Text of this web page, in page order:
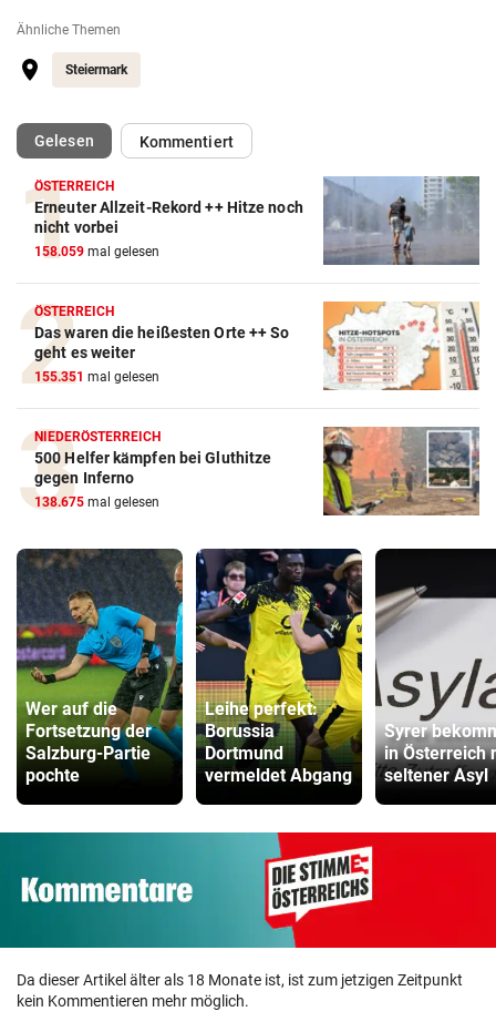
Ähnliche Themen
Steiermark
Gelesen(ausgewählt)Kommentiert
ÖSTERREICH
Erneuter Allzeit-Rekord ++ Hitze noch
nicht vorbei
158.059 mal gelesen
ÖSTERREICH
Das waren die heißesten Orte ++ So
geht es weiter
155.351 mal gelesen
NIEDERÖSTERREICH
500 Helfer kämpfen bei Gluthitze
gegen Inferno
138.675 mal gelesen
Wer auf die
Fortsetzung der
Salzburg-Partie
pochte
Leihe perfekt:
Borussia
Dortmund
vermeldet Abgang
Syrer
in Österreich
seltener Asyl
Da dieser Artikel älter als 18 Monate ist, ist zum jetzigen Zeitpunkt
kein Kommentieren mehr möglich.